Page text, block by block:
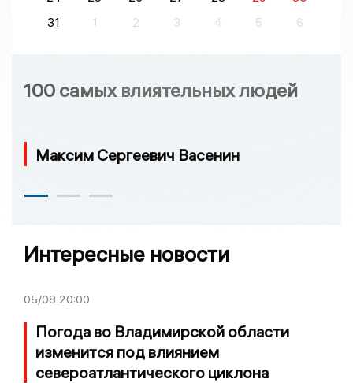
31
1 2 3 4 5 6
100 самых влиятельных людей
Максим Сергеевич Васенин
Интересные новости
05/08 20:00
Погода во Владимирской области
изменится под влиянием
североатлантического циклона